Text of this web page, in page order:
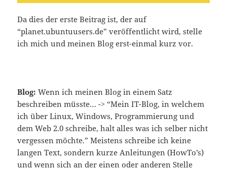
Da dies der erste Beitrag ist, der auf
“planet.ubuntuusers.de” veröffentlicht wird, stelle
ich mich und meinen Blog erst-einmal kurz vor.
Blog: Wenn ich meinen Blog in einem Satz
beschreiben müsste… -> “Mein IT-Blog, in welchem
ich über Linux, Windows, Programmierung und
dem Web 2.0 schreibe, halt alles was ich selber nicht
vergessen möchte.” Meistens schreibe ich keine
langen Text, sondern kurze Anleitungen (HowTo’s)
und wenn sich an der einen oder anderen Stelle